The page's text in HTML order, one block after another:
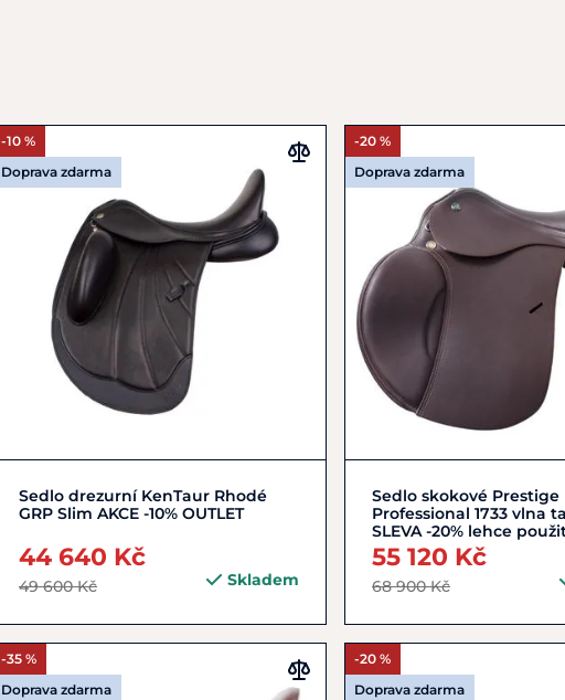
-10 %
Doprava zdarma
16,5" 17"
Sedlo drezurní KenTaur Rhodé
GRP Slim AKCE -10% OUTLET
44 640 Kč
49 600 Kč Skladem
-20 %
Doprava zdarma
Do košíku
Sedlo skokové Prestige
Professional 1733 vlna
SLEVA -20% lehce
55 120 Kč
68 900 Kč
-35 %
Doprava zdarma
-20 %
Doprava zdarma